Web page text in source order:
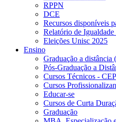
RPPN
DCE
Recursos disponíveis
Relatório de Igualdade
Eleições Unisc 2025
Ensino
Graduação a
Pós-Graduação a
Cursos Técnicos -
Cursos
Educar-se
Cursos de Curta
Graduação